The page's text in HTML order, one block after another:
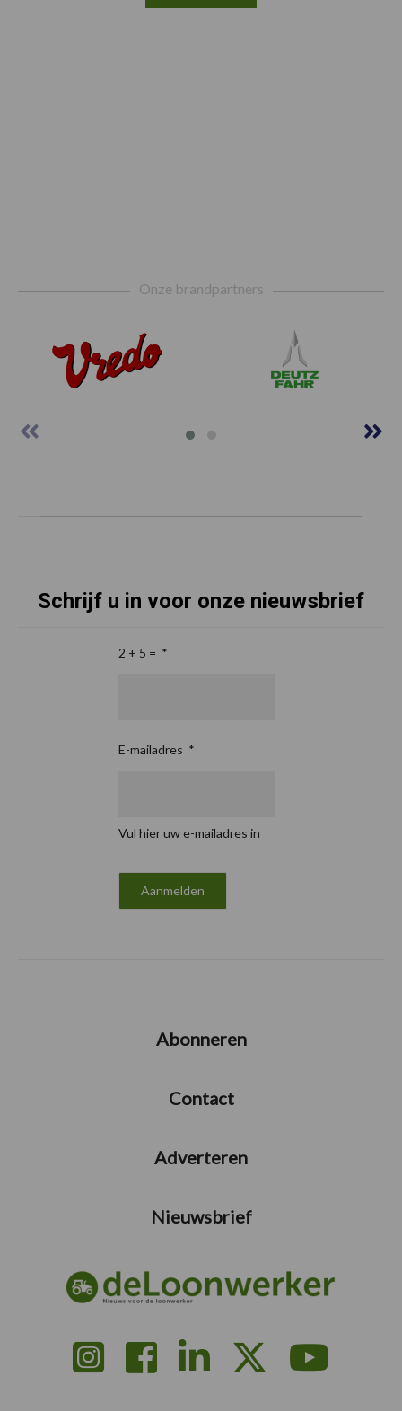
Onze brandpartners
Schrijf u in voor onze nieuwsbrief
2 + 5 = *
E-mailadres *
Vul hier uw e-mailadres in
Abonneren
Contact
Adverteren
Nieuwsbrief